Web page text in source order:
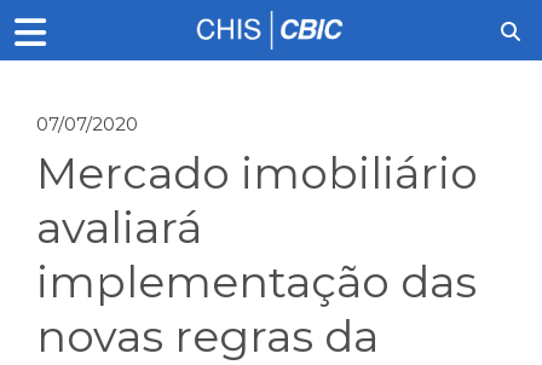
07/07/2020
Mercado imobiliário
avaliará
implementação das
novas regras da